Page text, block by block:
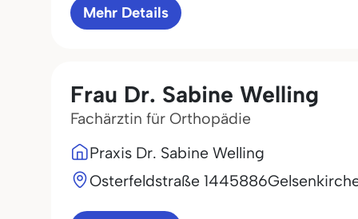
Mehr Details
Frau Dr. Sabine Welling
Fachärztin für Orthopädie
Praxis Dr. Sabine Welling
Osterfeldstraße 1445886